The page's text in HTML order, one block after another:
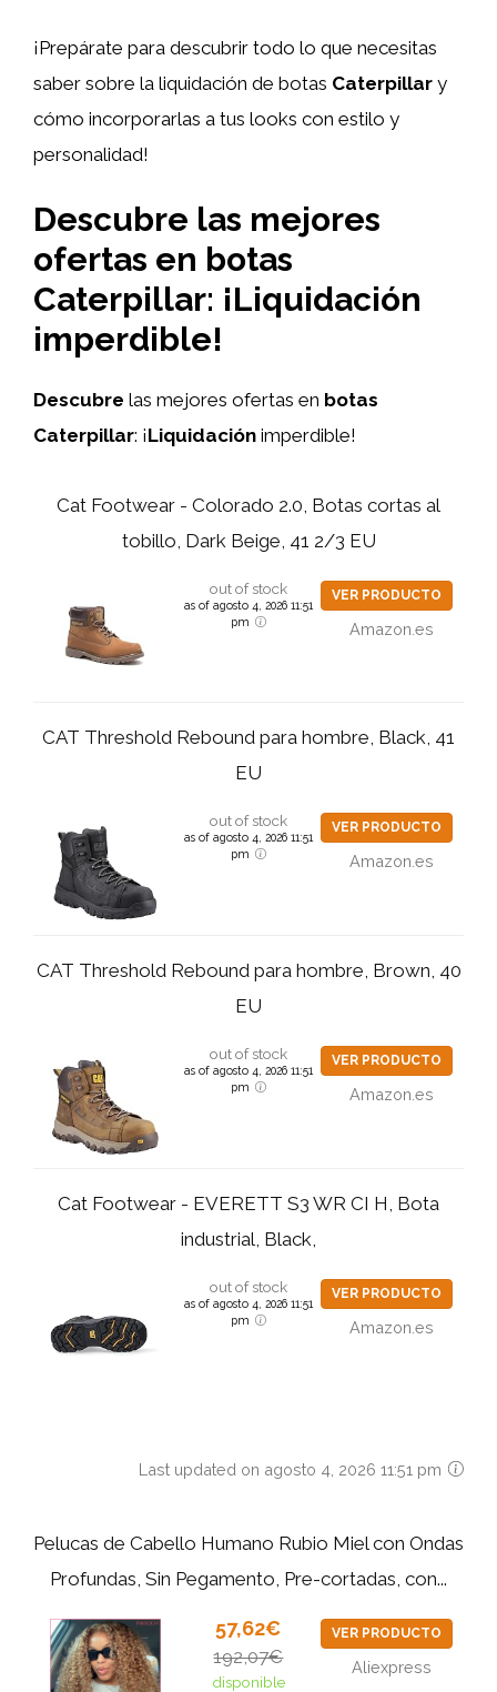
¡Prepárate para descubrir todo lo que necesitas
saber sobre la liquidación de botas Caterpillar y
cómo incorporarlas a tus looks con estilo y
personalidad!
Descubre las mejores
ofertas en botas
Caterpillar: ¡Liquidación
imperdible!
Descubre las mejores ofertas en botas
Caterpillar: ¡Liquidación imperdible!
Cat Footwear - Colorado 2.0, Botas cortas al
tobillo, Dark Beige, 41 2/3 EU
out of stock
as of agosto 4, 2026 11:51
pm
VER PRODUCTO
Amazon.es
CAT Threshold Rebound para hombre, Black, 41
EU
out of stock
as of agosto 4, 2026 11:51
pm
VER PRODUCTO
Amazon.es
CAT Threshold Rebound para hombre, Brown, 40
EU
out of stock
as of agosto 4, 2026 11:51
pm
VER PRODUCTO
Amazon.es
Cat Footwear - EVERETT S3 WR CI H, Bota
industrial, Black,
out of stock
as of agosto 4, 2026 11:51
pm
VER PRODUCTO
Amazon.es
Last updated on agosto 4, 2026 11:51 pm
Pelucas de Cabello Humano Rubio Miel con Ondas
Profundas, Sin Pegamento, Pre-cortadas, con...
57,62€
192,07€
disponible
VER PRODUCTO
Aliexpress